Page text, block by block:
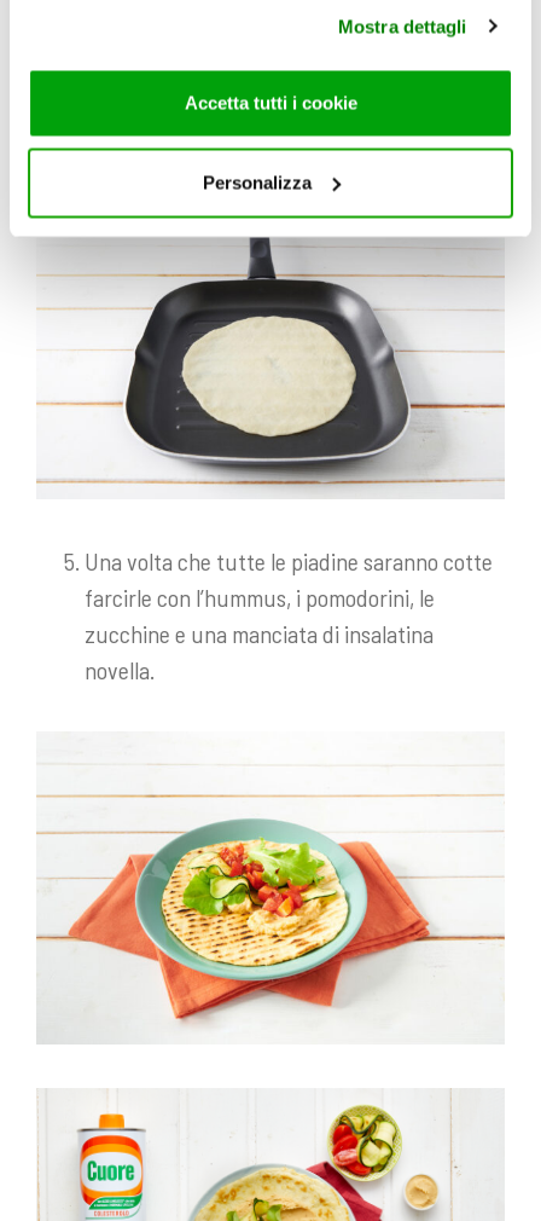
di analisi dei dati web, pubblicità e social media, i quali
potrebbero combinarle con altre informazioni che ha
fornito loro o che hanno raccolto dal suo utilizzo dei loro
cookie consultare la cookie policy. Se clicchi sulla “X” per
chiudere il banner, non verranno installati cookie sul tuo
dispositivo ad eccezione di quelli necessari ai fini del
corretto funzionamento del sito.
Mostra dettagli
Accetta tutti i cookie
Personalizza
sulla griglia, a fiamma non troppo alta.
Rigirarla dopo 1-2 minuti e continuare la
Una volta che tutte le piadine saranno cotte
farcirle con l’hummus, i pomodorini, le
zucchine e una manciata di insalatina
novella.